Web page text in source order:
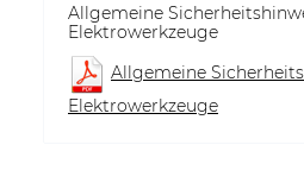
Allgemeine
Elektrowerkzeuge
Allgemeine
Elektrowerkzeuge